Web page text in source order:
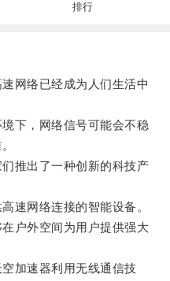
排行
网络已经成为人们生活中
下，网络信号可能会不稳
推出了一种创新的科技产
网络连接的智能设备。
户外空间为用户提供强大
加速器利用无线通信技